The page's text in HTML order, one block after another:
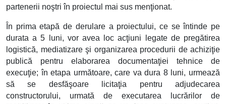
partenerii noştri în proiectul mai sus menţionat.
În prima etapă de derulare a proiectului, ce se întinde pe
durata a 5 luni, vor avea loc acţiuni legate de pregătirea
logistică, mediatizare şi organizarea procedurii de achiziţie
publică pentru elaborarea documentaţiei tehnice de
execuţie; în etapa următoare, care va dura 8 luni, urmează
să se desfăşoare licitaţia pentru adjudecarea
constructorului, urmată de executarea lucrărilor de